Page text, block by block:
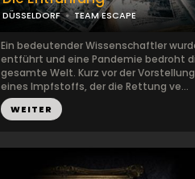
DÜSSELDORF TEAM ESCAPE
Ein bedeutender Wissenschaftler
entführt und eine Pandemie bedroht
gesamte Welt. Kurz vor der Vorstellung
eines Impfstoffs, der die Rettung ve...
WEITER